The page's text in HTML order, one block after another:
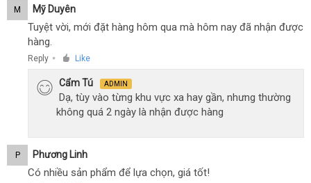
M Mỹ Duyên
Tuyệt vời, mới đặt hàng hôm qua mà hôm nay đã nhận được
hàng.
Reply ● Like
Cẩm Tú ADMIN
Dạ, tùy vào từng khu vực xa hay gần, nhưng thường
không quá 2 ngày là nhận được hàng
P Phương Linh
Có nhiều sản phẩm để lựa chọn, giá tốt!